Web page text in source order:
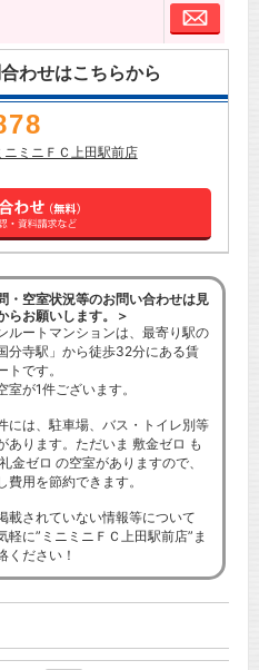
お問
わせはこちらから
ニミニＦＣ上田駅前店
・空室状況等のお問い合わせは見
らお願いします。＞
ルートマンションは、最寄り駅の
分寺駅」から徒歩32分にある賃
トです。
室が1件ございます。
には、駐車場、バス・トイレ別等
あります。ただいま 敷金ゼロ も
金ゼロ の空室がありますので、
費用を節約できます。
載されていない情報等について
軽に”ミニミニＦＣ上田駅前店”ま
ください！